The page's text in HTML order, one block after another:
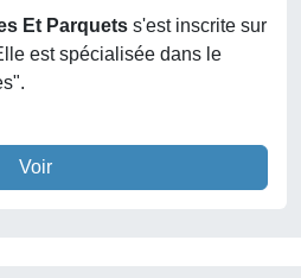
Et Parquets s'est inscrite sur
est spécialisée dans le
Voir